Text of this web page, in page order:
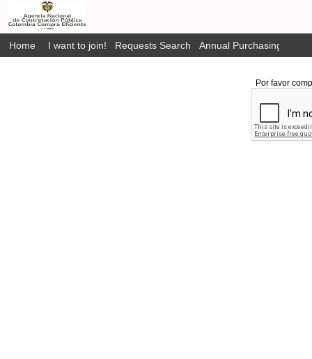
Home I want to join! Requests Search Annual Purchasing Plan
Por favor